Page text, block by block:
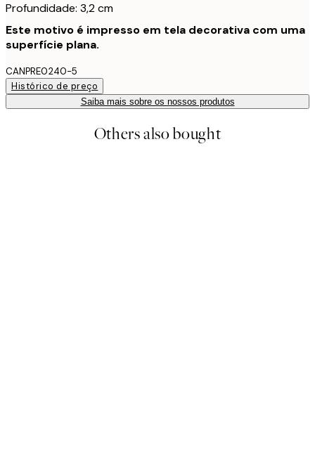
Profundidade: 3,2 cm
Este motivo é impresso em tela decorativa com uma
superfície plana.
CANPRE0240-5
Histórico de preço
Saiba mais sobre os nossos produtos
Others also bought